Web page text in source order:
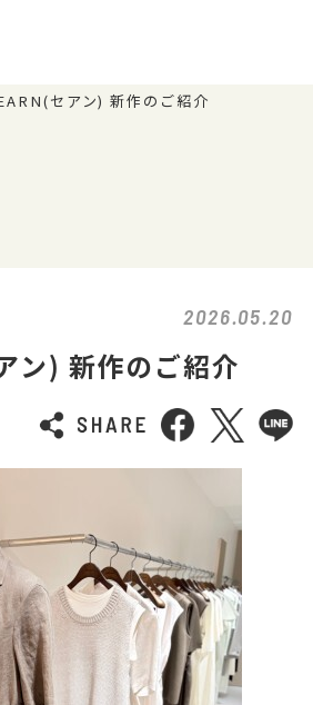
セアン) 新作のご紹介
2026.05.20
ン) 新作のご紹介